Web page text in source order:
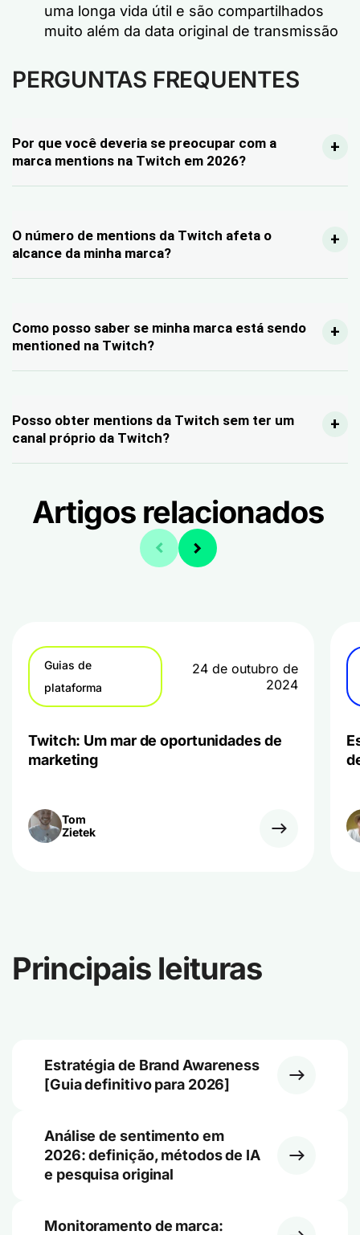
uma longa vida útil e são compartilhados
muito além da data original de transmissão
PERGUNTAS FREQUENTES
Por que você deveria se preocupar com a
marca mentions na Twitch em 2026?
O número de mentions da Twitch afeta o
alcance da minha marca?
Como posso saber se minha marca está sendo
mentioned na Twitch?
Posso obter mentions da Twitch sem ter um
canal próprio da Twitch?
Artigos relacionados
Guias de
plataforma
24 de outubro de
2024
Twitch: Um mar de oportunidades de
marketing
Tom
Zietek
Principais leituras
Estratégia de Brand Awareness
[Guia definitivo para 2026]
Análise de sentimento em
2026: definição, métodos de IA
e pesquisa original
Monitoramento de marca: